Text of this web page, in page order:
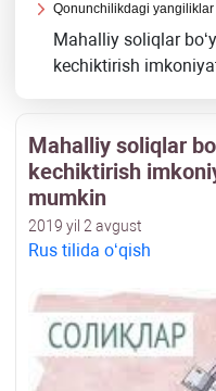
Qonunchilikdagi yangiliklar
Mahalliy soliqlar
kechiktirish
Mahalliy soliqlar
kechiktirish
mumkin
2019 yil 2 avgust
Rus tilida oʻqish